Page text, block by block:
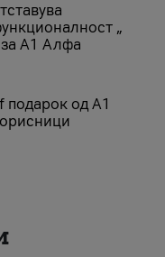
„
за А1 Алфа
подарок од А1